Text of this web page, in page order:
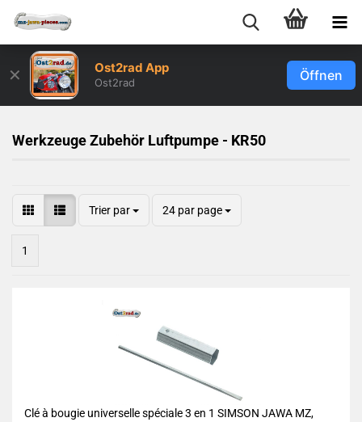
✕ Ost2rad App
Ost2rad Öffnen
Werkzeuge Zubehör Luftpumpe - KR50
Trier par 24 par page
1
Clé à bougie universelle spéciale 3 en 1 SIMSON JAWA MZ,